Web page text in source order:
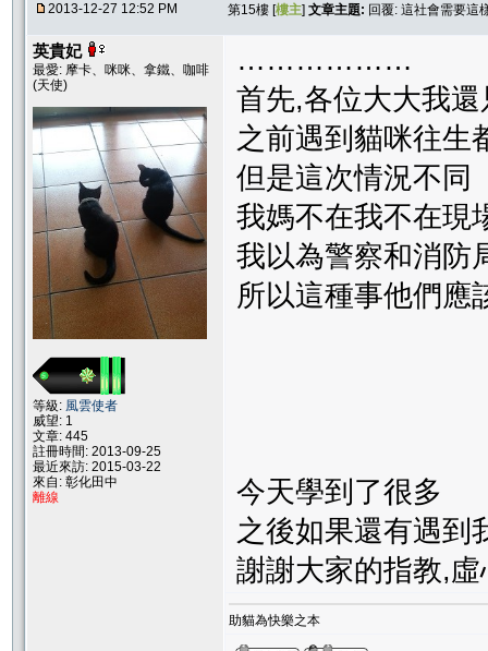
2013-12-27 12:52 PM 第15樓 [樓主] 文章主題: 回覆: 這社會需要這
英貴妃
最愛: 摩卡、咪咪、拿鐵、咖啡
(天使)
等級: 風雲使者
威望: 1
文章: 445
註冊時間: 2013-09-25
最近來訪: 2015-03-22
來自: 彰化田中
離線
………………
首先,各位大大我
之前遇到貓咪往生
但是這次情況不同
我媽不在我不在現
我以為警察和消防
所以這種事他們應
今天學到了很多
之後如果還有遇
謝謝大家的指教,
助貓為快樂之本